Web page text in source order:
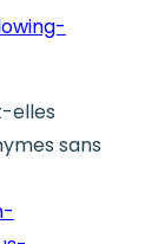
elles
sans